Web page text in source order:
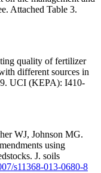
Attached Table 3.
quality of fertilizer
different sources in
UCI (KEPA): I410-
WJ, Johnson MG.
using
J. soils
s11368-013-0680-8